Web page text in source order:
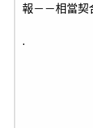
報－－相當契
.